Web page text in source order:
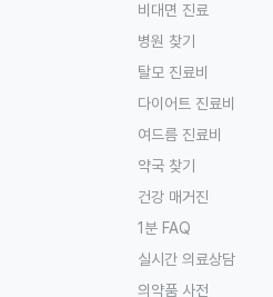
비대면 진료
병원 찾기
탈모 진료비
다이어트 진료비
여드름 진료비
약국 찾기
건강 매거진
1분 FAQ
실시간 의료상담
의약품 사전